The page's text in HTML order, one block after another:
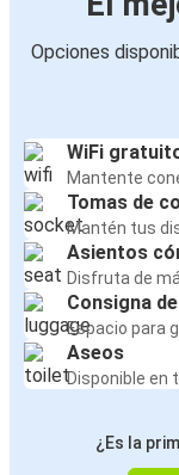
Opciones
WiFi
Mantente
Tomas de
Mantén tus
Asientos
Disfruta de
Consigna
Espacio para
Aseos
Disponible en
¿Es la